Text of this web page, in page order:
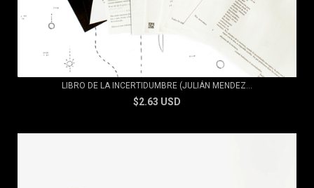
LIBRO DE LA INCERTIDUMBRE (JULIÁN MENDEZ...
$2.63 USD